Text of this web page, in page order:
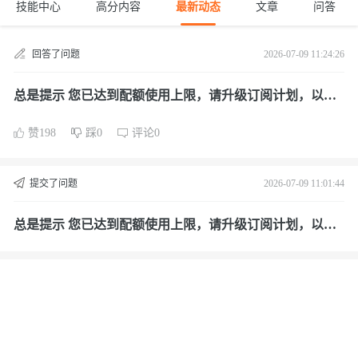
技能中心 高分内容 最新动态 文章 问答
回答了问题 2026-07-09 11:24:26
总是提示 您已达到配额使用上限，请升级订阅计划，以获
赞198 踩0 评论0
提交了问题 2026-07-09 11:01:44
总是提示 您已达到配额使用上限，请升级订阅计划，以获